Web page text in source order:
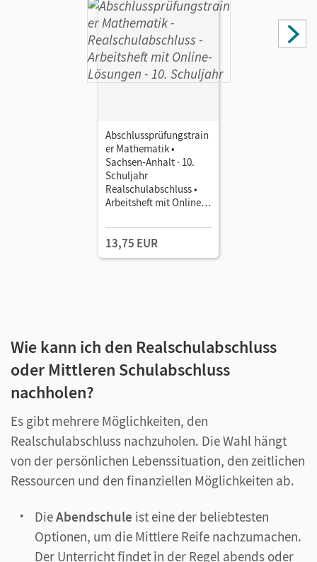
Abschlussprüfungstrain
er Mathematik •
Sachsen-Anhalt · 10.
Schuljahr
Realschulabschluss •
Arbeitsheft mit Online-
13,75 EUR
Wie kann ich den Realschulabschluss
oder Mittleren Schulabschluss
nachholen?
Es gibt mehrere Möglichkeiten, den
Realschulabschluss nachzuholen. Die Wahl hängt
von der persönlichen Lebenssituation, den zeitlichen
Ressourcen und den finanziellen Möglichkeiten ab.
DieAbendschule ist eine der beliebtesten
Optionen, um die Mittlere Reife nachzumachen.
Der Unterricht findet in der Regel abends oder